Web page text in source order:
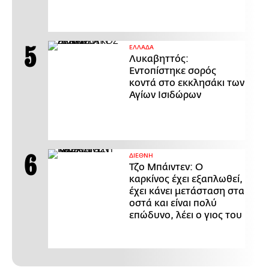
ΕΛΛΑΔΑ
Λυκαβηττός:
Εντοπίστηκε σορός
κοντά στο εκκλησάκι των
Αγίων Ισιδώρων
ΔΙΕΘΝΗ
Τζο Μπάιντεν: Ο
καρκίνος έχει εξαπλωθεί,
έχει κάνει μετάσταση στα
οστά και είναι πολύ
επώδυνο, λέει ο γιος του